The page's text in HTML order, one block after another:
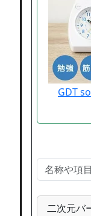
GDT
二次元バ